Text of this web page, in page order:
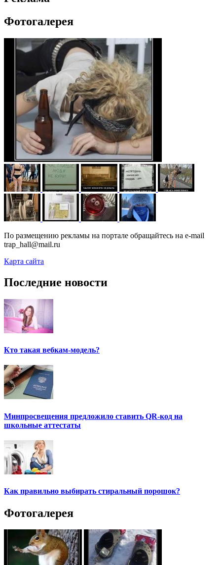
Фотогалерея
По размещению рекламы на портале обращайтесь на e-mail
trap_hall@mail.ru
Карта сайта
Последние новости
Кто такая вебкам-модель?
Минпросвещения предложило ставить QR-код на
школьные аттестаты
Как правильно выбирать стиральный порошок?
Фотогалерея